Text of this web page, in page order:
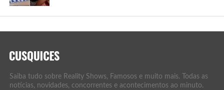
Saiba tudo sobre Reality Shows, Famosos e muito mais. Todas as
notícias, novidades, concorrentes e acontecimentos ao minuto.